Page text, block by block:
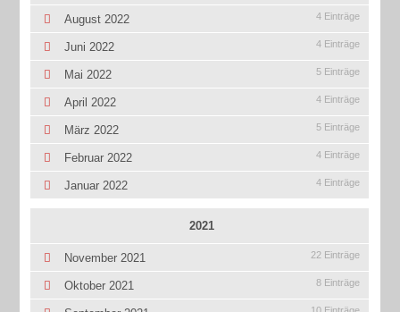
August 2022 4 Einträge
Juni 2022 4 Einträge
Mai 2022 5 Einträge
April 2022 4 Einträge
März 2022 5 Einträge
Februar 2022 4 Einträge
Januar 2022 4 Einträge
2021
November 2021 22 Einträge
Oktober 2021 8 Einträge